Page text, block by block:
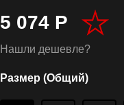
5 074 Р
Нашли дешевле?
Размер (Общий)